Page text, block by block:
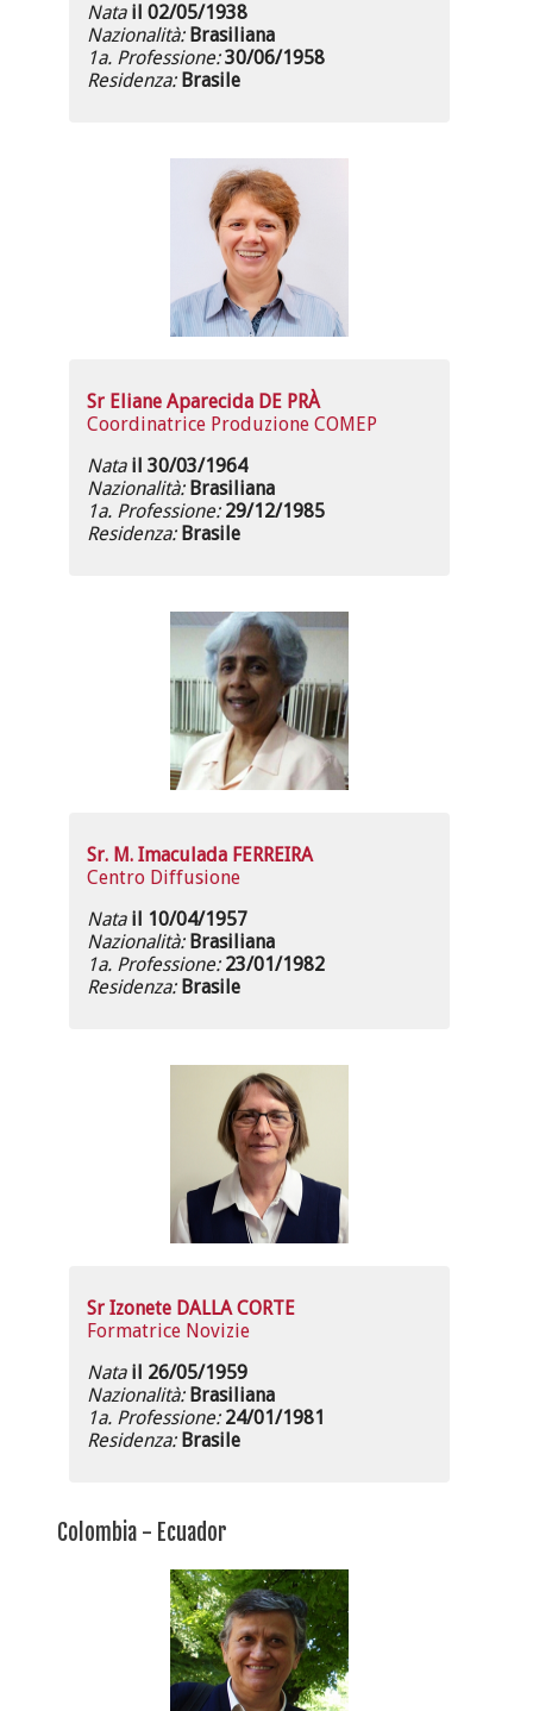
Nata il 02/05/1938
Nazionalità: Brasiliana
1a. Professione:30/06/1958
Residenza: Brasile
Sr Eliane Aparecida DE PRÀ
Coordinatrice Produzione COMEP
Nata il 30/03/1964
Nazionalità: Brasiliana
1a. Professione: 29/12/1985
Residenza: Brasile
Sr. M. Imaculada FERREIRA
Centro Diffusione
Nata il 10/04/1957
Nazionalità: Brasiliana
1a. Professione: 23/01/1982
Residenza: Brasile
Sr Izonete DALLA CORTE
Formatrice Novizie
Nata il 26/05/1959
Nazionalità: Brasiliana
1a. Professione: 24/01/1981
Residenza: Brasile
Colombia - Ecuador